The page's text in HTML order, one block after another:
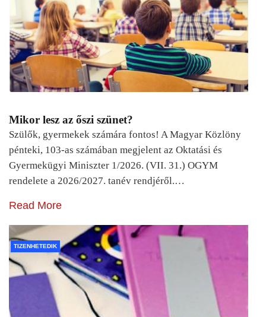
Mikor lesz az őszi szünet?
Szülők, gyermekek számára fontos! A Magyar Közlöny
pénteki, 103-as számában megjelent az Oktatási és
Gyermekügyi Miniszter 1/2026. (VII. 31.) OGYM
rendelete a 2026/2027. tanév rendjéről.…
Read More
TIZENHETEDIK